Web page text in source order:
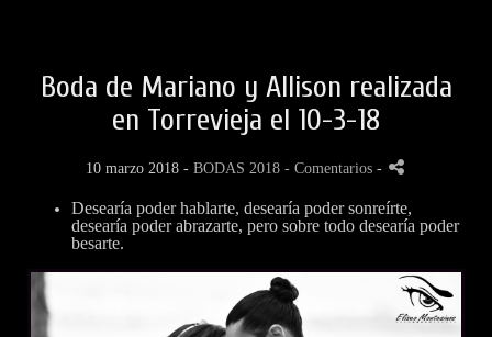
Boda de Mariano y Allison realizada
en Torrevieja el 10-3-18
10 marzo 2018 - BODAS 2018 - Comentarios -
Desearía poder hablarte, desearía poder sonreírte,
desearía poder abrazarte, pero sobre todo desearía poder
besarte.